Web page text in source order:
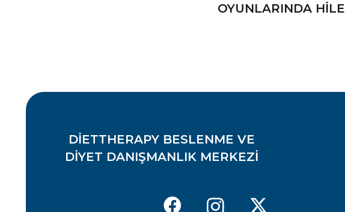
OYUNLARINDA HILE
DIETTHERAPY BESLENME VE
DIYET DANIŞMANLIK MERKEZI